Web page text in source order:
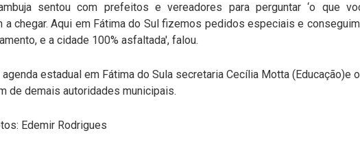
sentou com prefeitos e vereadores para perguntar ‘o que
a chegar. Aqui em Fátima do Sul fizemos pedidos especiais e
e a cidade 100% asfaltada', falou.
agenda estadual em Fátima do Sula secretaria Cecília Motta (Educação)e
de demais autoridades municipais.
Edemir Rodrigues